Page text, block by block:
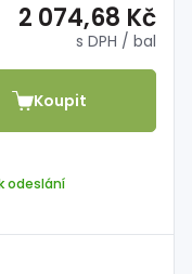
2 074,68 Kč
s DPH / bal
Koupit
odeslání